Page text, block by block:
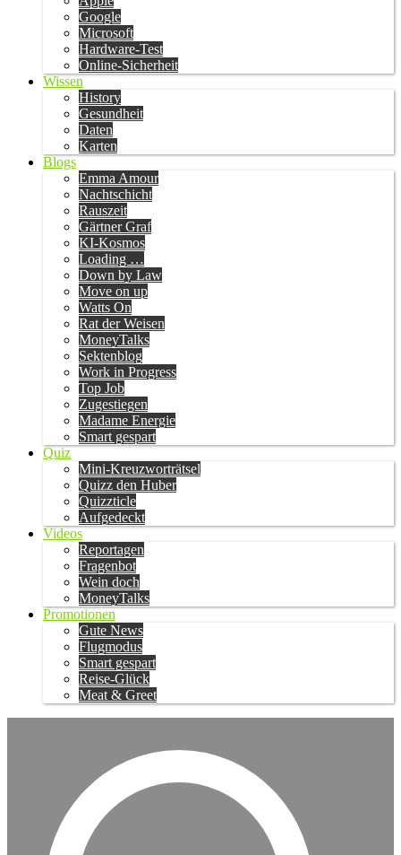
Google
Microsoft
Hardware-Test
Online-Sicherheit
Wissen
History
Gesundheit
Daten
Karten
Blogs
Emma Amour
Nachtschicht
Rauszeit
Gärtner Graf
KI-Kosmos
Loading …
Down by Law
Move on up
Watts On
Rat der Weisen
MoneyTalks
Sektenblog
Work in Progress
Top Job
Zugestiegen
Madame Energie
Smart gespart
Quiz
Mini-Kreuzworträtsel
Quizz den Huber
Quizzticle
Aufgedeckt
Videos
Reportagen
Fragenbot
Wein doch
MoneyTalks
Promotionen
Gute News
Flugmodus
Smart gespart
Reise-Glück
Meat & Greet